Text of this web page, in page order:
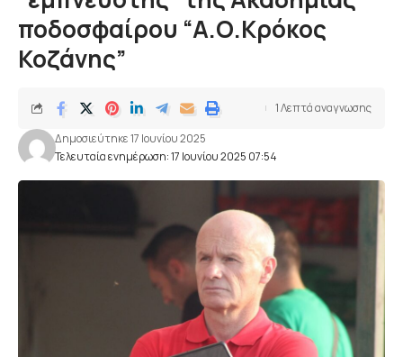
ποδοσφαίρου “Α.Ο.Κρόκος
Κοζάνης”
Τελευταία ενημέρωση: 17 Ιουνίου 2025 07:54
Δημοσιεύτηκε 17 Ιουνίου 2025
1 Λεπτά αναγνωσης